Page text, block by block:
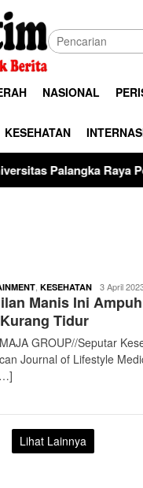
NASIONAL
KESEHATAN
Raya Perkuat SDM
KESEHATANbuserjatim
3 April
Manis Ini
Tidur
GROUP//Seputar
Journal of Lifestyle
Lihat Lainnya